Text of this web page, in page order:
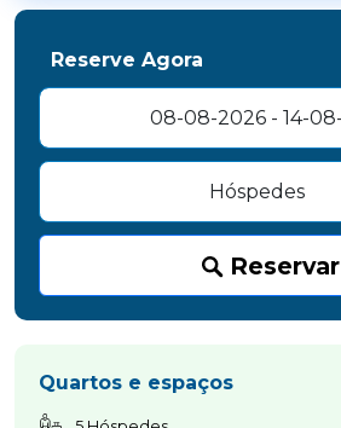
Reserve Agora
Reservar
Quartos e espaços